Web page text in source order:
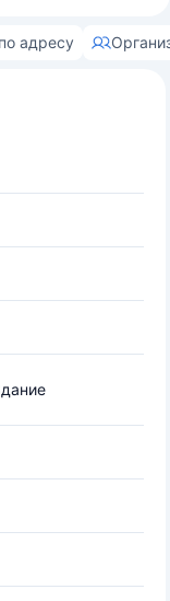
адресу